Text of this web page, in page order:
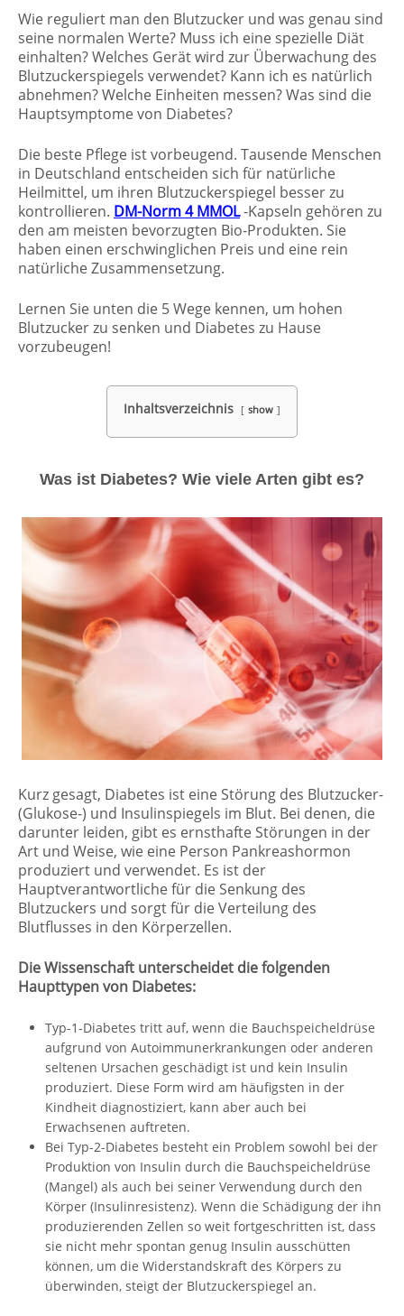
Wie reguliert man den Blutzucker und was genau sind
seine normalen Werte? Muss ich eine spezielle Diät
einhalten? Welches Gerät wird zur Überwachung des
Blutzuckerspiegels verwendet? Kann ich es natürlich
abnehmen? Welche Einheiten messen? Was sind die
Hauptsymptome von Diabetes?
Die beste Pflege ist vorbeugend. Tausende Menschen
in Deutschland entscheiden sich für natürliche
Heilmittel, um ihren Blutzuckerspiegel besser zu
kontrollieren. DM-Norm 4 MMOL-Kapseln gehören zu
den am meisten bevorzugten Bio-Produkten. Sie
haben einen erschwinglichen Preis und eine rein
natürliche Zusammensetzung.
Lernen Sie unten die 5 Wege kennen, um hohen
Blutzucker zu senken und Diabetes zu Hause
vorzubeugen!
Inhaltsverzeichnis show
Was ist Diabetes? Wie viele Arten gibt es?
Kurz gesagt, Diabetes ist eine Störung des Blutzucker-
(Glukose-) und Insulinspiegels im Blut. Bei denen, die
darunter leiden, gibt es ernsthafte Störungen in der
Art und Weise, wie eine Person Pankreashormon
produziert und verwendet. Es ist der
Hauptverantwortliche für die Senkung des
Blutzuckers und sorgt für die Verteilung des
Blutflusses in den Körperzellen.
Die Wissenschaft unterscheidet die folgenden
Haupttypen von Diabetes:
Typ-1-Diabetes tritt auf, wenn die Bauchspeicheldrüse
aufgrund von Autoimmunerkrankungen oder anderen
seltenen Ursachen geschädigt ist und kein Insulin
produziert. Diese Form wird am häufigsten in der
Kindheit diagnostiziert, kann aber auch bei
Erwachsenen auftreten.
Bei Typ-2-Diabetes besteht ein Problem sowohl bei der
Produktion von Insulin durch die Bauchspeicheldrüse
(Mangel) als auch bei seiner Verwendung durch den
Körper (Insulinresistenz). Wenn die Schädigung der ihn
produzierenden Zellen so weit fortgeschritten ist, dass
sie nicht mehr spontan genug Insulin ausschütten
können, um die Widerstandskraft des Körpers zu
überwinden, steigt der Blutzuckerspiegel an.